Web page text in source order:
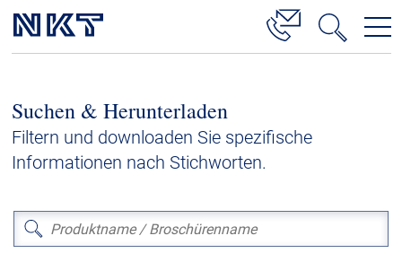
Hochspannung
Kabelservice
Niederspannung
Kabelgarnituren
Suchen & Herunterladen
Filtern und downloaden Sie spezifische
Informationen nach Stichworten.